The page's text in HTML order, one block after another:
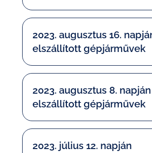
2023. augusztus 16.
elszállított gépjárművek
2023. augusztus 8. napján
elszállított gépjárművek
2023. július 12. napján